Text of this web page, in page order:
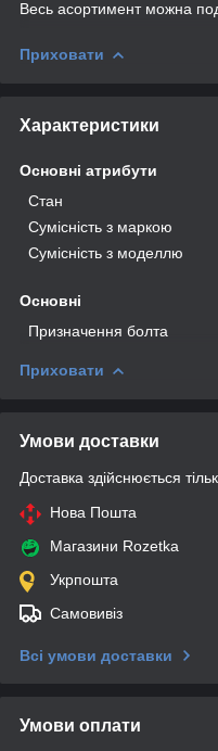
Весь асортимент можна
Приховати
Характеристики
Основні атрибути
Стан
Сумісність з маркою
Сумісність з моделлю
Основні
Призначення болта
Приховати
Умови доставки
Доставка здійснюється
Нова Пошта
Магазини Rozetka
Укрпошта
Самовивіз
Всі умови доставки
Умови оплати